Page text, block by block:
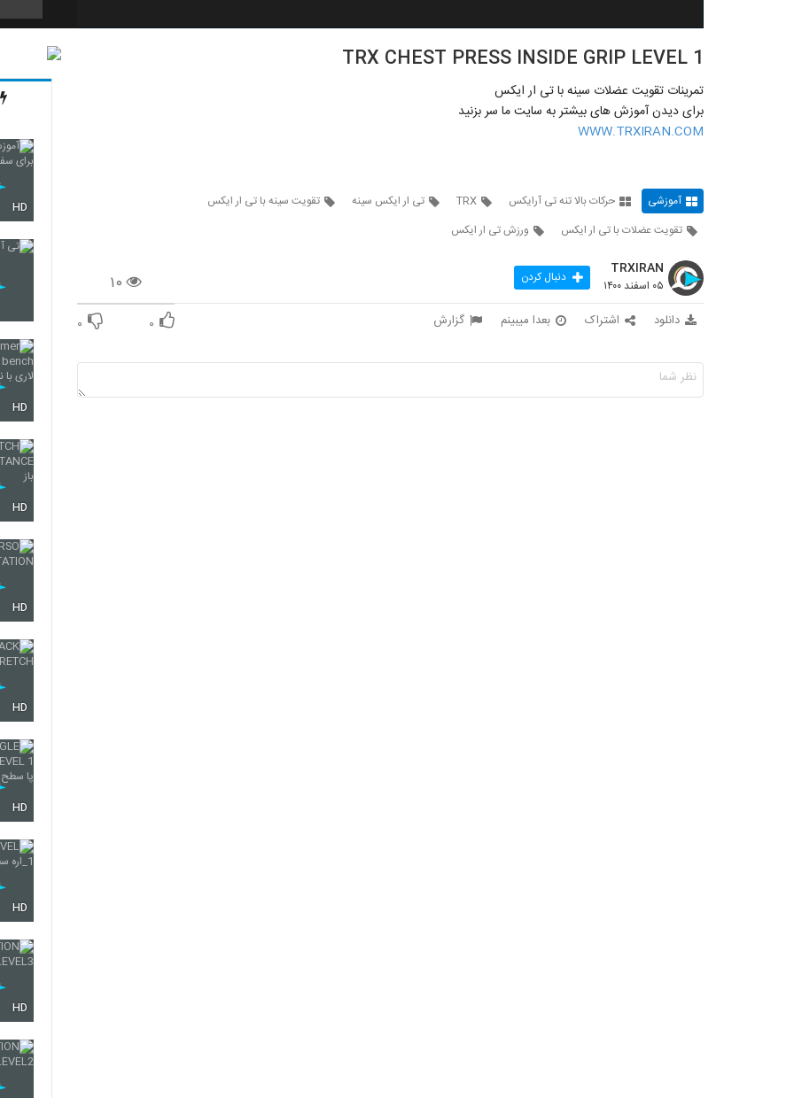
19 TRX CHEST PRESS INSIDE GRIP LEVEL 1
تمرینات تقویت عضلات سینه با تی ار ایکس
برای دیدن آموزش های بیشتر به سایت ما سر بزنید
WWW.TRXIRAN.COM
آموزشی حرکات بالا تنه تی آرایکس TRX تی ار ایکس سینه
تقویت سینه با تی ار ایکس
تقویت عضلات با تی ار ایکس
ورزش تی ار ایکس
۱۰
TRXIRAN
۰۵ اسفند ۱۴۰۰ دنبال کردن
دانلود اشتراک بعدا میبینم گزارش ۰ ۰
HD
HD
HD
HD
HD
HD
HD
HD